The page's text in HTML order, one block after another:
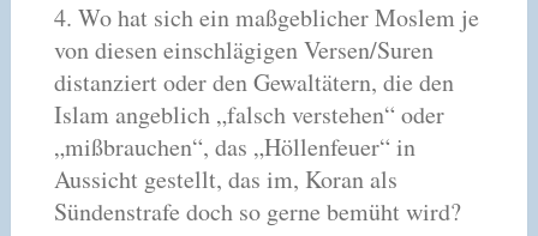
4. Wo hat sich ein maßgeblicher Moslem je
von diesen einschlägigen Versen/Suren
distanziert oder den Gewaltätern, die den
Islam angeblich „falsch verstehen“ oder
„mißbrauchen“, das „Höllenfeuer“ in
Aussicht gestellt, das im, Koran als
Sündenstrafe doch so gerne bemüht wird?